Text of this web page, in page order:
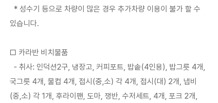
* 성수기 등으로 차량이 많은 경우 추가차량 이용이 불가 할 수
있습니다.
□ 카라반 비치물품
- 취사: 인덕션2구, 냉장고, 커피포트, 밥솥(4인용), 밥그릇 4개,
국그릇 4개, 물컵 4개, 접시(중,소) 각 4개, 접시(대) 2개, 냅비
(중,소) 각 1개, 후라이팬, 도마, 쟁반, 수저세트, 4개, 포크 2개,